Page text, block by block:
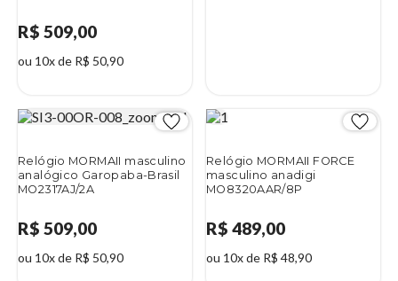
R$ 509,00
ou 10x de R$ 50,90
Relógio MORMAII masculino
analógico Garopaba-Brasil
MO2317AJ/2A
R$ 509,00
ou 10x de R$ 50,90
Relógio MORMAII FORCE
masculino anadigi
MO8320AAR/8P
R$ 489,00
ou 10x de R$ 48,90